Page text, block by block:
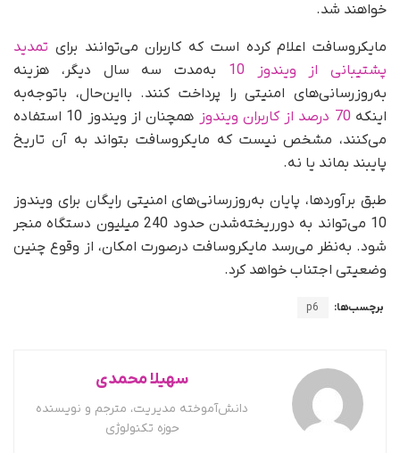
خواهند شد.
مایکروسافت اعلام کرده است که کاربران می‌توانند برای تمدید
پشتیبانی از ویندوز 10
به‌مدت سه سال دیگر، هزینه
به‌روزرسانی‌های امنیتی را پرداخت کنند. بااین‌حال، با‌توجه‌به
اینکه70 درصد از کاربران ویندوز
همچنان از ویندوز 10 استفاده
می‌کنند، مشخص نیست که مایکروسافت بتواند به آن تاریخ
پایبند بماند یا نه.
طبق برآوردها، پایان به‌روزرسانی‌های امنیتی رایگان برای ویندوز
10 می‌تواند به دور‌ریخته‌شدن حدود 240 میلیون دستگاه منجر
شود. به‌نظر می‌رسد مایکروسافت در‌صورت امکان، از وقوع چنین
وضعیتی اجتناب خواهد کرد.
برچسب‌ها: p6
سهیلا محمدی
دانش‌آموخته مدیریت، مترجم و نویسنده
حوزه تکنولوژی